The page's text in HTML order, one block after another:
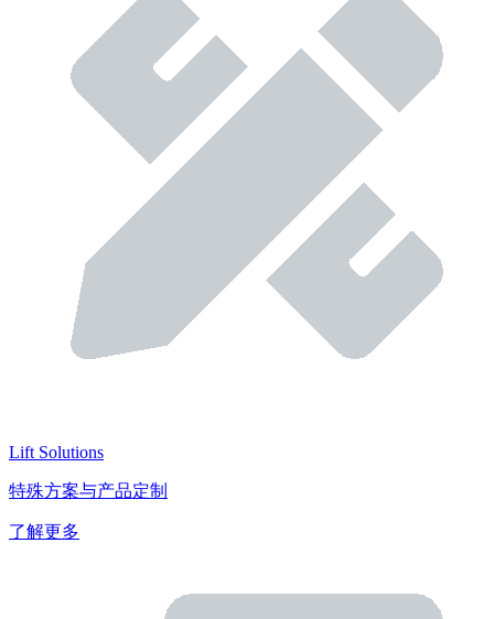
Lift Solutions
特殊方案与产品定制
了解更多